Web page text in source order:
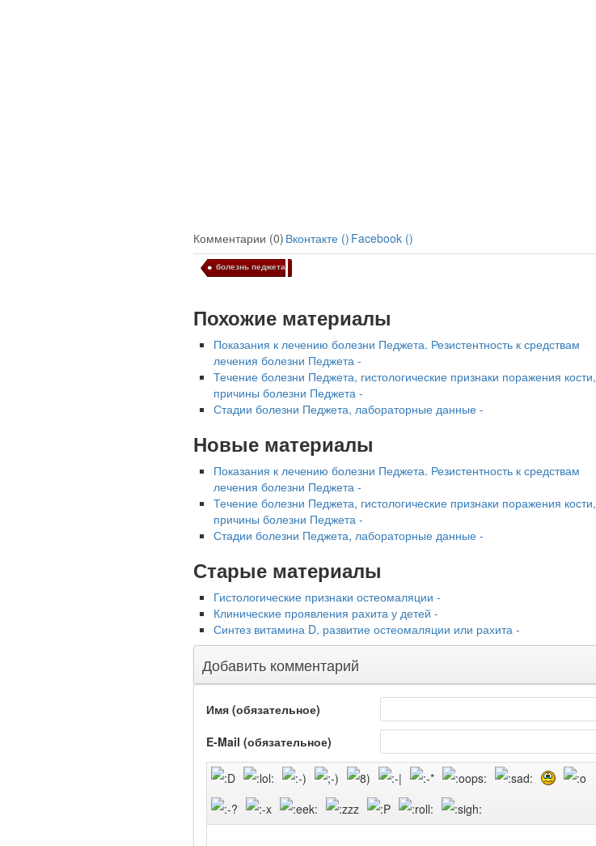
Комментарии (0) Вконтакте () Facebook ()
болезнь педжета
Похожие материалы
Показания к лечению болезни Педжета. Резистентность к средствам
лечения болезни Педжета -
Течение болезни Педжета, гистологические признаки поражения кости,
причины болезни Педжета -
Стадии болезни Педжета, лабораторные данные -
Новые материалы
Показания к лечению болезни Педжета. Резистентность к средствам
лечения болезни Педжета -
Течение болезни Педжета, гистологические признаки поражения кости,
причины болезни Педжета -
Стадии болезни Педжета, лабораторные данные -
Старые материалы
Гистологические признаки остеомаляции -
Клинические проявления рахита у детей -
Синтез витамина D, развитие остеомаляции или рахита -
Добавить комментарий
Имя (обязательное)
E-Mail (обязательное)